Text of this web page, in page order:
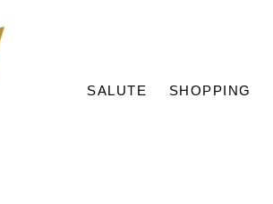
SALUTE SHOPPING